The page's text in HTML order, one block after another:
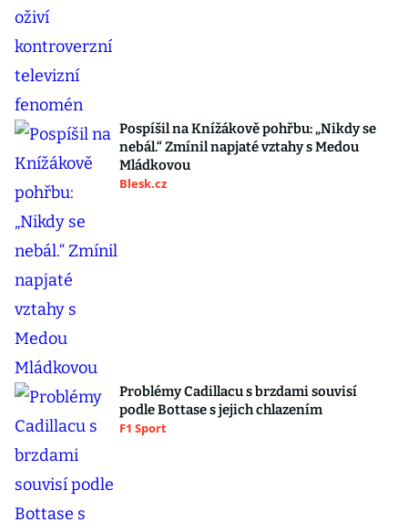
Pospíšil na Knížákově pohřbu: „Nikdy se
nebál.“ Zmínil napjaté vztahy s Medou
Mládkovou
Blesk.cz
Problémy Cadillacu s brzdami souvisí
podle Bottase s jejich chlazením
F1 Sport